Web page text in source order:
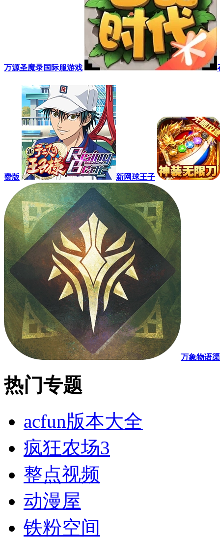
万源圣魔录国际服游戏
费版 新网球王子
万象物语
热门专题
acfun版本大全
疯狂农场3
整点视频
动漫屋
铁粉空间